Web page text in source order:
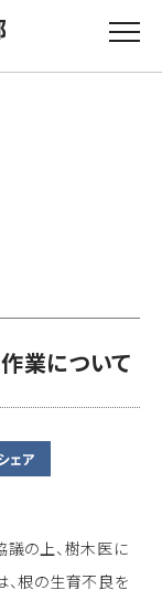
業について
議の上、樹木医に
、根の生育不良を